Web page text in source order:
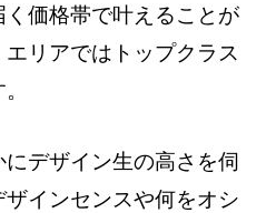
価格帯で叶えることが
リアではトップクラス
デザイン生の高さを伺
インセンスや何をオシ